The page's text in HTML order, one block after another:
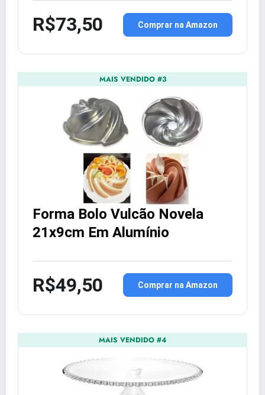
R$73,50 Comprar na Amazon
MAIS VENDIDO #3
Forma Bolo Vulcão Novela
21x9cm Em Alumínio
R$49,50 Comprar na Amazon
MAIS VENDIDO #4